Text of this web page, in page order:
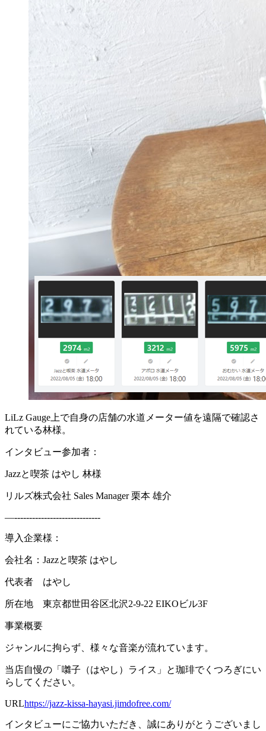
LiLz Gauge上で自身の店舗の水道メーター値を遠隔で確認さ
れている林様。
インタビュー参加者：
Jazzと喫茶 はやし 林様
リルズ株式会社 Sales Manager 栗本 雄介
—-----------------------------
導入企業様：
会社名：Jazzと喫茶 はやし
代表者 はやし
所在地 東京都世田谷区北沢2-9-22 EIKOビル3F
事業概要
ジャンルに拘らず、様々な音楽が流れています。
当店自慢の「囃子（はやし）ライス」と珈琲でくつろぎにい
らしてください。
U RLhttps://jazz-kissa-hayasi.jimdofree.com/
インタビューにご協力いただき、誠にありがとうございまし